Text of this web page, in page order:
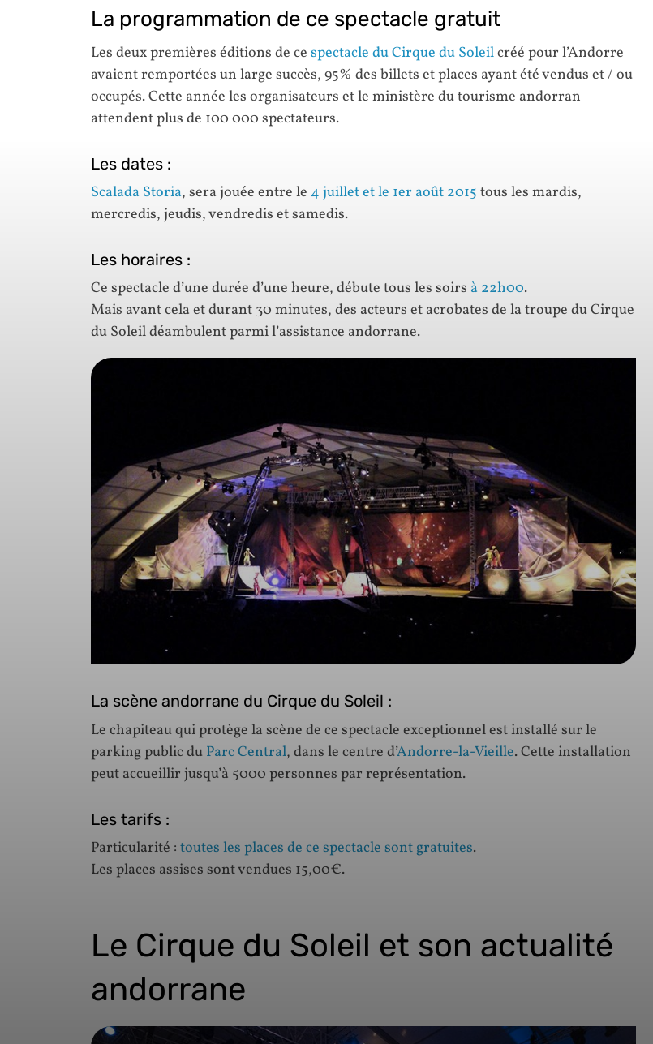
La programmation de ce spectacle gratuit
Les deux premières éditions de ce spectacle du Cirque du Soleilcréé pour l’Andorre
avaient remportées un large succès, 95% des billets et places ayant été vendus et / ou
occupés. Cette année les organisateurs et le ministère du tourisme andorran
attendent plus de 100 000 spectateurs.
Les dates :
Scalada Storia, sera jouée entre le 4 juillet et le 1er août 2015 tous les mardis,
mercredis, jeudis, vendredis et samedis.
Les horaires :
Ce spectacle d’une durée d’une heure, débute tous les soirs à 22h00.
Mais avant cela et durant 30 minutes, des acteurs et acrobates de la troupe du Cirque
du Soleil déambulent parmi l’assistance andorrane.
La scène andorrane du Cirque du Soleil :
Le chapiteau qui protège la scène de ce spectacle exceptionnel est installé sur le
parking public du Parc Central, dans le centre d’Andorre-la-Vieille. Cette installation
peut accueillir jusqu’à 5000 personnes par représentation.
Les tarifs :
Particularité : toutes les places de ce spectacle sont gratuites.
Les places assises sont vendues 15,00€.
Le Cirque du Soleil et son actualité
andorrane